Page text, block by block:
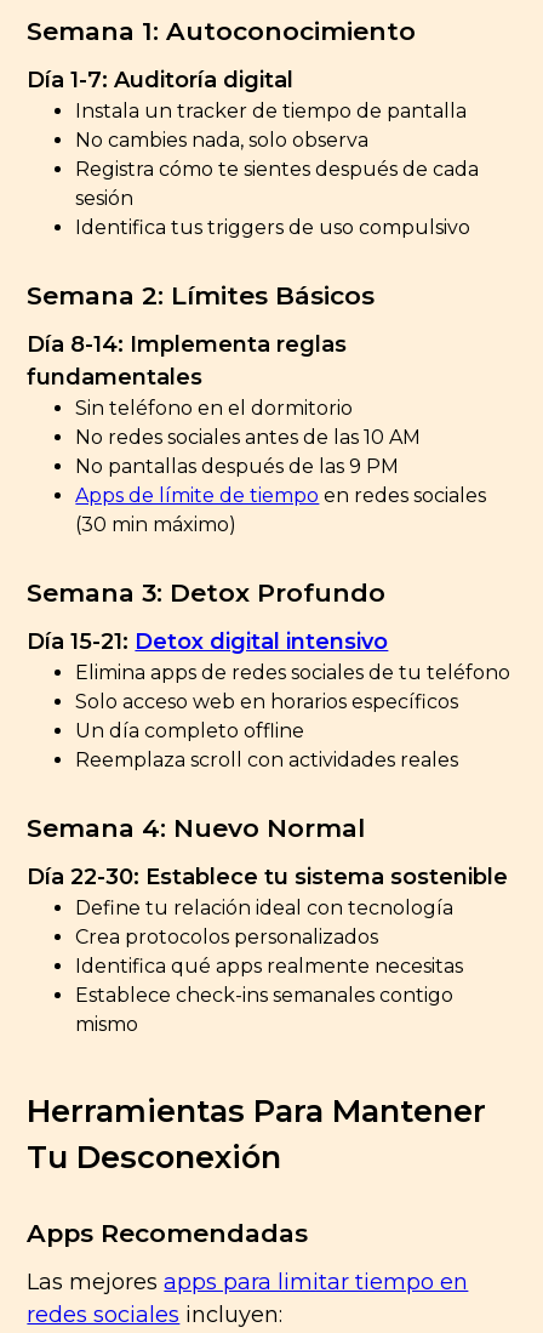
Semana 1: Autoconocimiento
Día 1-7: Auditoría digital
Instala un tracker de tiempo de pantalla
No cambies nada, solo observa
Registra cómo te sientes después de cada
sesión
Identifica tus triggers de uso compulsivo
Semana 2: Límites Básicos
Día 8-14: Implementa reglas
fundamentales
Sin teléfono en el dormitorio
No redes sociales antes de las 10 AM
No pantallas después de las 9 PM
Apps de límite de tiempo en redes sociales
(30 min máximo)
Semana 3: Detox Profundo
Día 15-21: Detox digital intensivo
Elimina apps de redes sociales de tu teléfono
Solo acceso web en horarios específicos
Un día completo offline
Reemplaza scroll con actividades reales
Semana 4: Nuevo Normal
Día 22-30: Establece tu sistema sostenible
Define tu relación ideal con tecnología
Crea protocolos personalizados
Identifica qué apps realmente necesitas
Establece check-ins semanales contigo
mismo
Herramientas Para Mantener
Tu Desconexión
Apps Recomendadas
Las mejoresapps para limitar tiempo en
redes sociales incluyen: